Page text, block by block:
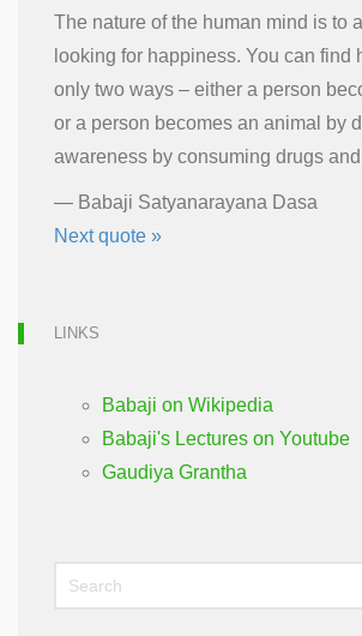
The nature of the human mind is to
looking for happiness. You can find
only two ways – either a person
or a person becomes an animal by
awareness by consuming drugs
— Babaji Satyanarayana Dasa
Next quote »
LINKS
Babaji on Wikipedia
Babaji's Lectures on Youtube
Gaudiya Grantha